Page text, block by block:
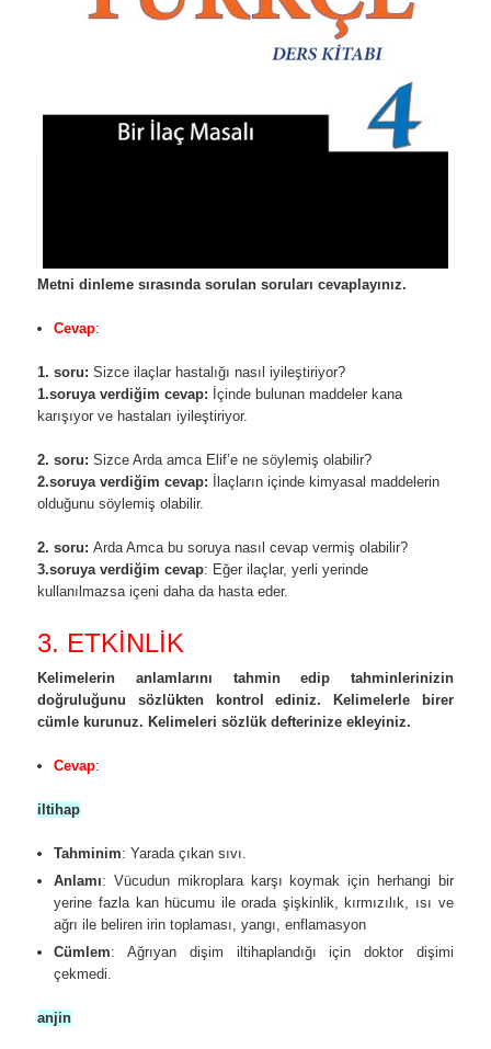
Metni dinleme sırasında sorulan soruları cevaplayınız.
Cevap:
1. soru: Sizce ilaçlar hastalığı nasıl iyileştiriyor?
1.soruya verdiğim cevap: İçinde bulunan maddeler kana
karışıyor ve hastaları iyileştiriyor.
2. soru: Sizce Arda amca Elif’e ne söylemiş olabilir?
2.soruya verdiğim cevap: İlaçların içinde kimyasal maddelerin
olduğunu söylemiş olabilir.
2. soru: Arda Amca bu soruya nasıl cevap vermiş olabilir?
3.soruya verdiğim cevap: Eğer ilaçlar, yerli yerinde
kullanılmazsa içeni daha da hasta eder.
3. ETKİNLİK
Kelimelerin anlamlarını tahmin edip tahminlerinizin
doğruluğunu sözlükten kontrol ediniz. Kelimelerle birer
cümle kurunuz. Kelimeleri sözlük defterinize ekleyiniz.
Cevap:
iltihap
Tahminim: Yarada çıkan sıvı.
Anlamı: Vücudun mikroplara karşı koymak için herhangi bir
yerine fazla kan hücumu ile orada şişkinlik, kırmızılık, ısı ve
ağrı ile beliren irin toplaması, yangı, enflamasyon
Cümlem: Ağrıyan dişim iltihaplandığı için doktor dişimi
çekmedi.
anjin